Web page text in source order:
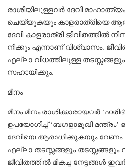
രാശിയിലുള്ളവര്‍ ദേവി
ചെയ്യുകയും കാളരാത്രിയെ
ദേവി കാളരാത്രി ജീവിതത്തില്‍
നീക്കും എന്നാണ് വിശ്വാസം.
എല്ലാ വിധത്തിലുള്ള
സഹായിക്കും.
മീനം
മീനം മീനം രാശിക്കാരായവര്‍
ഉപയോഗിച്ച് ‘ബഗളാമുഖി
ദേവിയെ ആരാധിക്കുകയും വേണം.
എല്ലാ തടസ്സങ്ങളും തടസ്സങ്ങളും
ജീവിതത്തില്‍ മികച്ച നേട്ടങ്ങള്‍